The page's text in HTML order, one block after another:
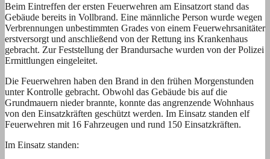
Beim Eintreffen der ersten Feuerwehren am Einsatzort stand das
Gebäude bereits in Vollbrand. Eine männliche Person wurde wegen
Verbrennungen unbestimmten Grades von einem Feuerwehrsanitäter
erstversorgt und anschließend von der Rettung ins Krankenhaus
gebracht. Zur Feststellung der Brandursache wurden von der Polizei
Ermittlungen eingeleitet.
Die Feuerwehren haben den Brand in den frühen Morgenstunden
unter Kontrolle gebracht. Obwohl das Gebäude bis auf die
Grundmauern nieder brannte, konnte das angrenzende Wohnhaus
von den Einsatzkräften geschützt werden. Im Einsatz standen elf
Feuerwehren mit 16 Fahrzeugen und rund 150 Einsatzkräften.
Im Einsatz standen: